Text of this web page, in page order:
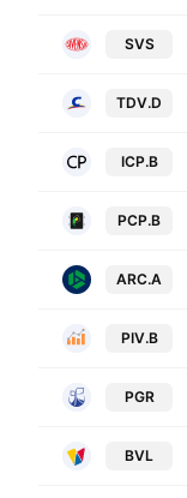
SVS
TDV.D
ICP.B
PCP.B
ARC.A
PIV.B
PGR
BVL